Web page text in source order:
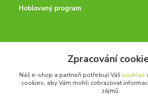
Hoblovaný program
Potřebujete poradit? Neváhejte nás
+420 728 600 625
po - pá 7:00 - 15:00
Zpracování
Náš e-shop a partneři potřebují Váš souhlas
cookies, aby Vám mohli zobrazovat
zájmů.